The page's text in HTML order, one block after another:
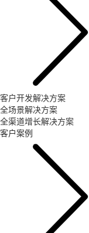
客户开发解决方案
全场景解决方案
全渠道增长解决方案
客户案例